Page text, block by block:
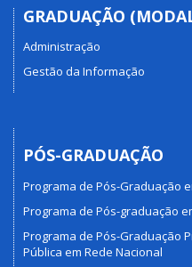
GRADUAÇÃO
Administração
Gestão da Informação
PÓS-GRADUAÇÃO
Programa de Pós-Graduação
Programa de Pós-graduação
Programa de Pós-Graduação
Pública em Rede Nacional